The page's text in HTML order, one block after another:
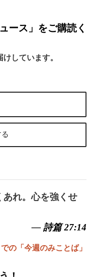
ース」をご購読く
しています。
れ。心を強くせ
— 詩篇 27:14
の「今週のみことば」